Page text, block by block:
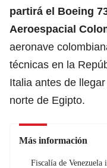
partirá el Boeing
Aeroespacial
aeronave
técnicas en la
Italia antes de
norte de Egipto.
Más información
Fiscalía de